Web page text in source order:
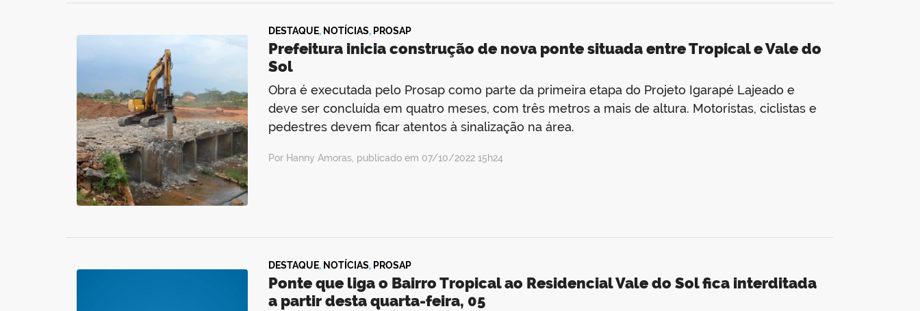
DESTAQUE, NOTÍCIAS, PROSAP
Prefeitura inicia construção de nova ponte situada entre Tropical e Vale do
Sol
Obra é executada pelo Prosap como parte da primeira etapa do Projeto Igarapé Lajeado e
deve ser concluída em quatro meses, com três metros a mais de altura. Motoristas, ciclistas e
pedestres devem ficar atentos à sinalização na área.
Por Hanny Amoras, publicado em 07/10/2022 15h24
DESTAQUE, NOTÍCIAS, PROSAP
Ponte que liga o Bairro Tropical ao Residencial Vale do Sol fica interditada
a partir desta quarta-feira, 05